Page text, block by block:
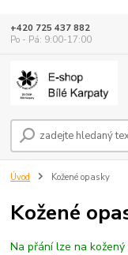
+420 725 437 882
Po - Pá: 9:00-17:00
Úvod Kožené opasky
Kožené
Na přání lze na